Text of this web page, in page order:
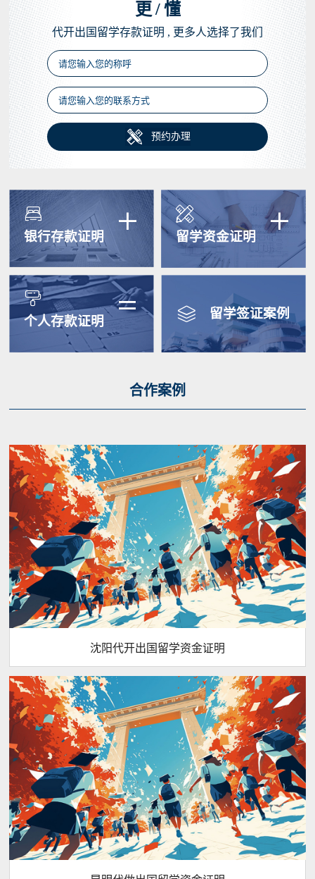
更 / 懂
代开出国留学存款证明 , 更多人选择了我们
 预约办理

银行存款证明 + 
留学资金证明 +

个人存款证明 =  留学签证案例
合作案例
沈阳代开出国留学资金证明